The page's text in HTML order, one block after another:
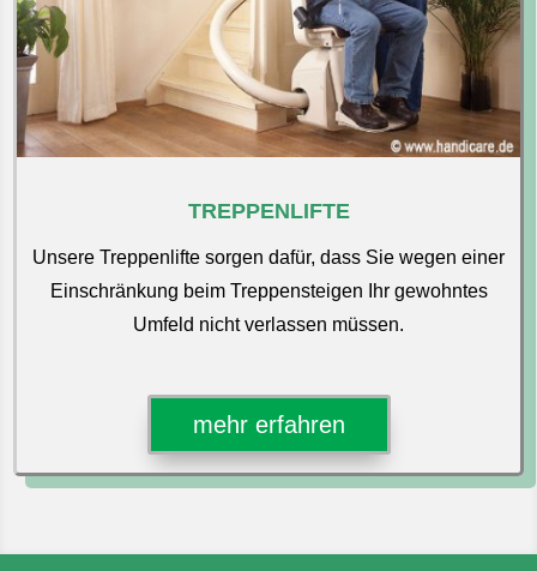
TREPPENLIFTE
Unsere Treppenlifte sorgen dafür, dass Sie wegen einer
Einschränkung beim Treppensteigen Ihr gewohntes
Umfeld nicht verlassen müssen.
mehr erfahren